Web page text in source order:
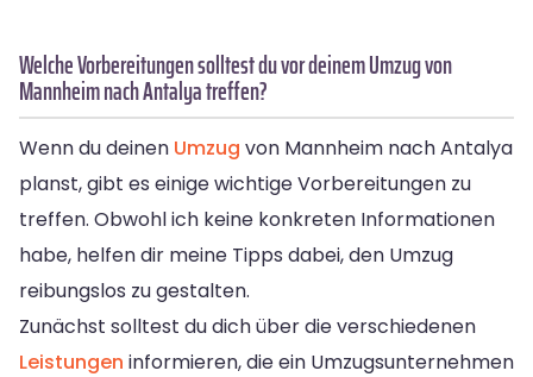
Welche Vorbereitungen solltest du vor deinem Umzug von
Mannheim nach Antalya treffen?
Wenn du deinen Umzug von Mannheim nach Antalya
planst, gibt es einige wichtige Vorbereitungen zu
treffen. Obwohl ich keine konkreten Informationen
habe, helfen dir meine Tipps dabei, den Umzug
reibungslos zu gestalten.
Zunächst solltest du dich über die verschiedenen
Leistungen informieren, die ein Umzugsunternehmen